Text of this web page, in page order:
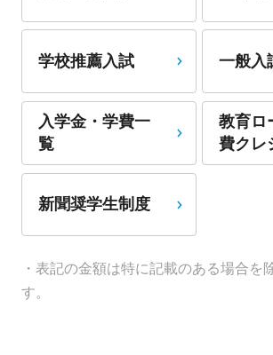
学校推薦入試 一般入
入学金・学費一
覧
教育ロ
費クレ
新聞奨学生制度
・表記の金額は特に記載のある場合を
す。